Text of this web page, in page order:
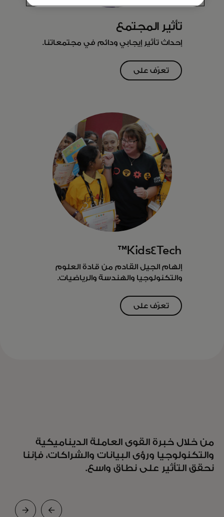
تأثير المجتمع
إحداث تأثير إيجابي ودائم في مجتمعاتنا.
تعرّف على
Kids4Tech™
إلهام الجيل القادم من قادة العلوم
والتكنولوجيا والهندسة والرياضيات.
تعرّف على
من خلال خبرة القوى العاملة الديناميكية
والتكنولوجيا ورؤى البيانات والشراكات، فإننا
نحقق التأثير على نطاق واسع.